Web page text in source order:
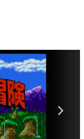
ムの魅力を画面や操作の
、硬派で骨太な評論連載
… ゲームにまつわる言葉
ーター文化史研究家・タ